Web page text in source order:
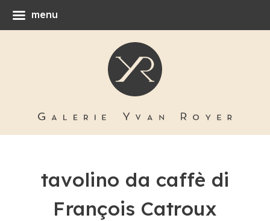
tavolino da caffè di
François Catroux
menu